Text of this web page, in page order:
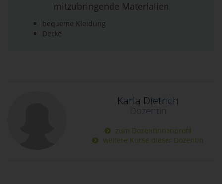
mitzubringende Materialien
bequeme Kleidung
Decke
Karla Dietrich
Dozentin
zum Dozentinnenprofil
weitere Kurse dieser Dozentin